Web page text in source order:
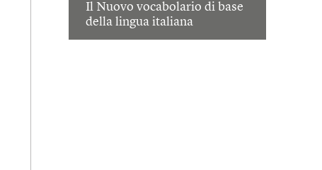
Il Nuovo vocabolario di base
della lingua italiana